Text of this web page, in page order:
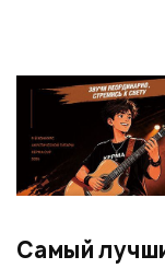
Самый